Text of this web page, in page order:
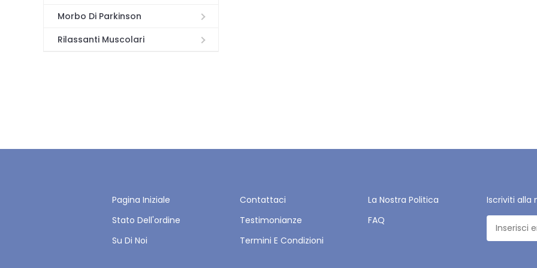
Morbo Di Parkinson
Rilassanti Muscolari
Pagina Iniziale Contattaci
La Nostra Politica
Stato Dell'ordine
Testimonianze
FAQ
Su Di Noi
Termini E Condizioni
Iscriviti alla